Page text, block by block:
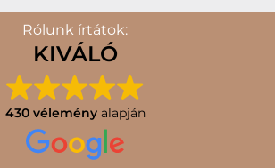
Rólunk írtátok:
KIVÁLÓ
430 véleményalapján